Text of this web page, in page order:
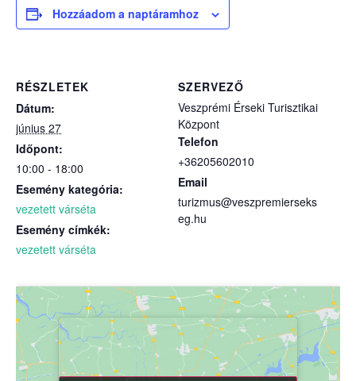
Hozzáadom a naptáramhoz
RÉSZLETEK
Dátum:
június 27
Időpont:
10:00 - 18:00
Esemény kategória:
vezetett várséta
Esemény címkék:
vezetett várséta
SZERVEZŐ
Veszprémi Érseki Turisztikai
Központ
Telefon
+36205602010
Email
turizmus@veszpremierseks
eg.hu